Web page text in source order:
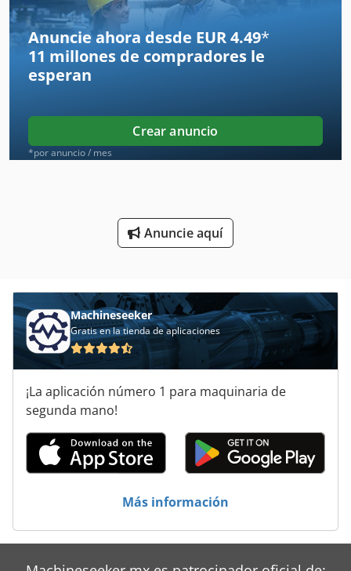
Herramientas Para
Lavadora De Piezas
Lotes De Accesorios
Máquinas Para
Otros Accesorios
Pieza De Repuesto
Piezas De Embutido Profundo
Piezas De Recambio
Piezas De Repuesto
Porción De Alimentos
Remolque Para
Tablón De
Áreas De Aplicación
Anuncie ahora desde EUR 4.49*
11 millones de compradores le
esperan
Crear anuncio
*por anuncio / mes
Anuncie aquí
Machineseeker
Gratis en la tienda de aplicaciones
¡La aplicación número 1 para maquinaria de
segunda mano!
Más información